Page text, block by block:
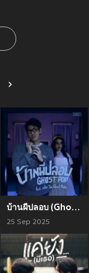
บ้านผีปลอบ (Ghost Pop) feat. แจ็ค The Ghost Radio
25 Sep 2025